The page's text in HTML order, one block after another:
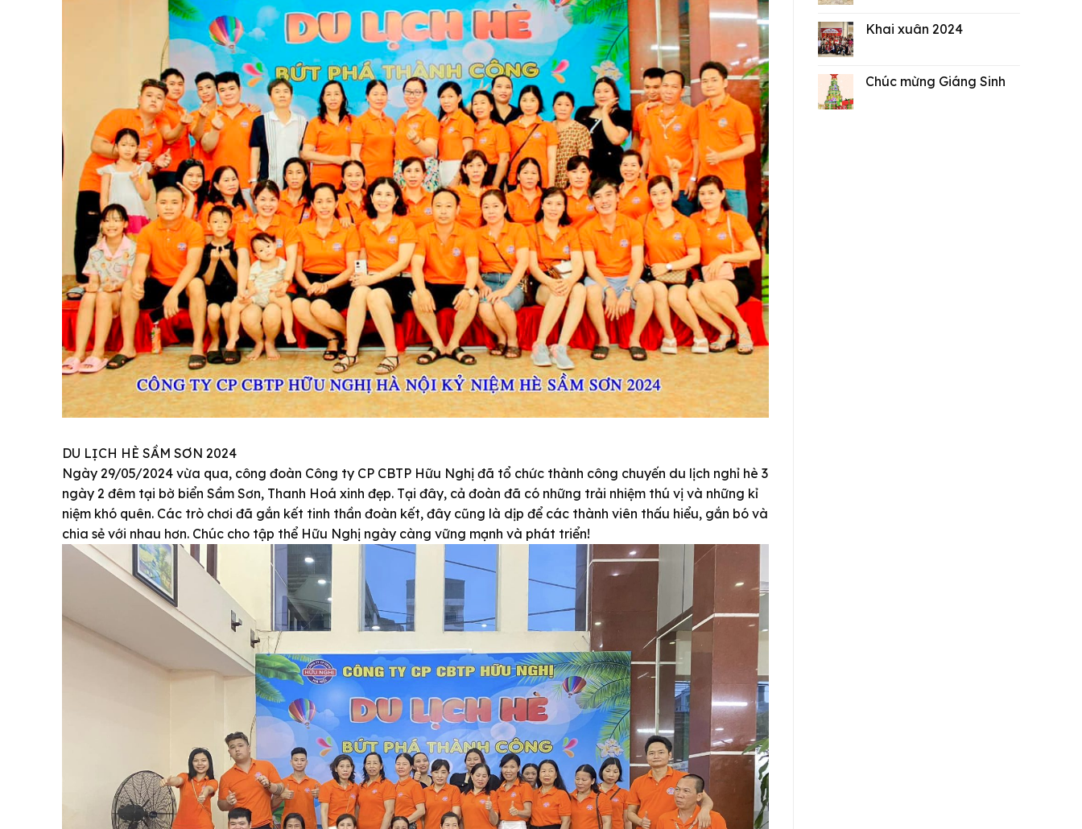
DU LỊCH HÈ SẦM SƠN 2024
Ngày 29/05/2024 vừa qua, công đoàn Công ty CP CBTP Hữu Nghị đã tổ chức thành công chuyến du lịch nghỉ hè 3
ngày 2 đêm tại bờ biển Sầm Sơn, Thanh Hoá xinh đẹp. Tại đây, cả đoàn đã có những trải nhiệm thú vị và những kỉ
niệm khó quên. Các trò chơi đã gắn kết tinh thần đoàn kết, đây cũng là dịp để các thành viên thấu hiểu, gắn bó và
chia sẻ với nhau hơn. Chúc cho tập thể Hữu Nghị ngày càng vững mạnh và phát triển!
Khai xuân 2024
Chúc mừng Giáng Sinh